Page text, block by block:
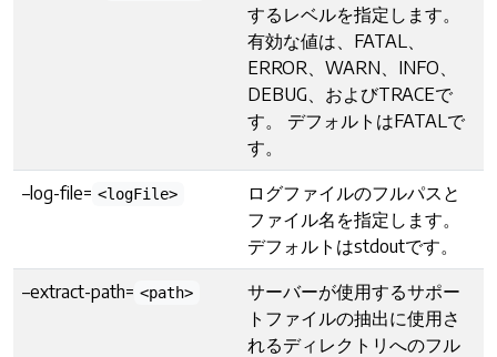
するレベルを指定します。
有効な値は、FATAL、
ERROR、WARN、INFO、
DEBUG、およびTRACEで
す。 デフォルトはFATALで
す。
–log-file= <logFile>
ログファイルのフルパスと
ファイル名を指定します。
デフォルトはstdoutです。
–extract-path= <path>
サーバーが使用するサポー
トファイルの抽出に使用さ
れるディレクトリへのフル